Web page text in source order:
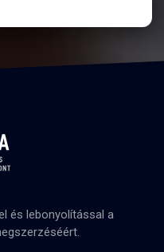
és lebonyolítással a